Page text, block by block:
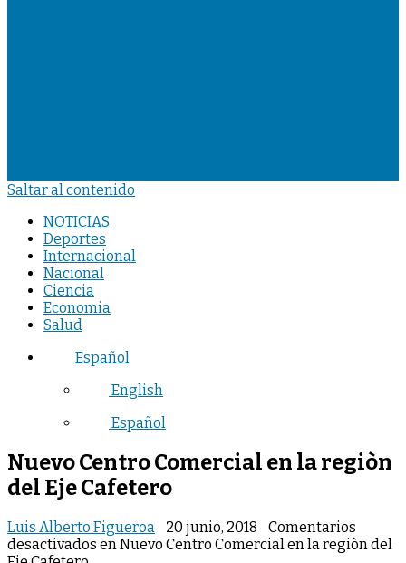
Saltar al contenido
NOTICIAS
Deportes
Internacional
Nacional
Ciencia
Economia
Salud
Español
English
Español
Nuevo Centro Comercial en la regiòn
del Eje Cafetero
Luis Alberto Figueroa 20 junio, 2018
Comentarios
desactivados en Nuevo Centro Comercial en la regiòn del